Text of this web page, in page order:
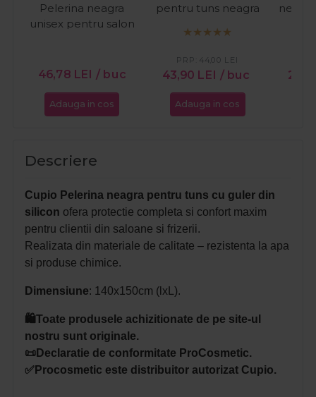
Pelerina neagra
unisex pentru salon
46,78 LEI / buc
Adauga in cos
pentru tuns neagra
43,90 LEI / buc
PRP: 44,00 LEI
Adauga in cos
Descriere
Cupio Pelerina neagra pentru tuns cu guler din
silicon ofera protectie completa si confort maxim
pentru clientii din saloane si frizerii.
Realizata din materiale de calitate – rezistenta la apa
si produse chimice.
Dimensiune: 140x150cm (lxL).
🛍️Toate produsele achizitionate de pe site-ul
nostru sunt originale.
📜Declaratie de conformitate ProCosmetic.
✅Procosmetic este distribuitor autorizat Cupio.